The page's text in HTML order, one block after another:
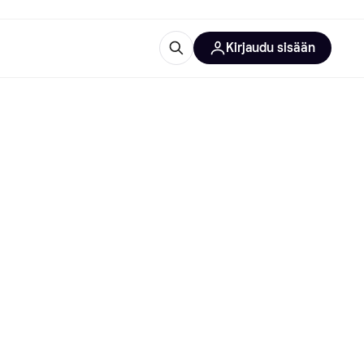
Kirjaudu sisään